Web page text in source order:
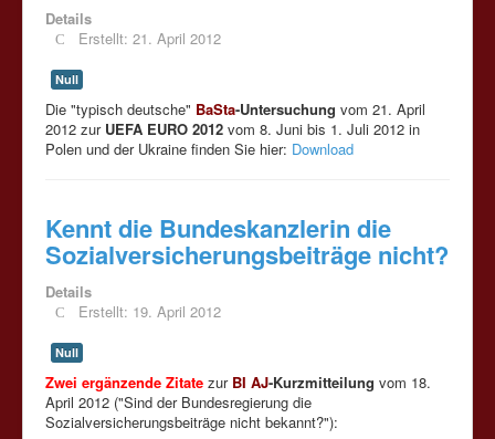
Details
Erstellt: 21. April 2012
Null
Die "typisch deutsche" BaSta-Untersuchung vom 21. April
2012 zur UEFA EURO 2012 vom 8. Juni bis 1. Juli 2012 in
Polen und der Ukraine finden Sie hier: Download
Kennt die Bundeskanzlerin die
Sozialversicherungsbeiträge nicht?
Details
Erstellt: 19. April 2012
Null
Zwei ergänzende Zitate zur BI AJ-Kurzmitteilung vom 18.
April 2012 ("Sind der Bundesregierung die
Sozialversicherungsbeiträge nicht bekannt?"):